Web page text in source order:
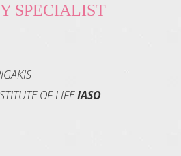
SPECIALIST
OF LIFEIASO